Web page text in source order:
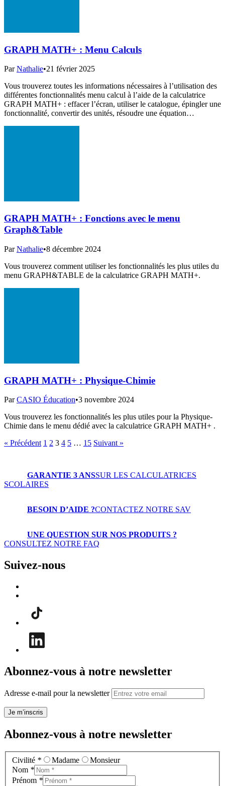
GRAPH MATH+ : Menu Calculs
ParNathalie•21 février 2025
Vous trouverez toutes les informations nécessaires à l’utilisation des
différentes fonctionnalités menu calcul à l’aide de la calculatrice
GRAPH MATH+ : effacer l’écran, utiliser le catalogue, épingler une
fonctionnalité, convertir des unités, résoudre une équation…
GRAPH MATH+ : Fonctions avec le menu
Graph&Table
ParNathalie•8 décembre 2024
Vous trouverez comment utiliser les fonctionnalités les plus utiles du
menu GRAPH&TABLE de la calculatrice GRAPH MATH+.
GRAPH MATH+ : Physique-Chimie
ParCASIO Éducation•3 novembre 2024
Vous trouverez les fonctionnalités les plus utiles pour la Physique-
Chimie dans le menu dédié avec la calculatrice GRAPH MATH+ .
« Précédent 1 2 3 4 5 … 15 Suivant »
GARANTIE 3 ANSSUR LES CALCULATRICES
SCOLAIRES
BESOIN D’AIDE ?CONTACTEZ NOTRE SAV
UNE QUESTION SUR NOS PRODUITS ?
CONSULTEZ NOTRE FAQ
Suivez-nous
Abonnez-vous à notre newsletter
Adresse e-mail pour la newsletter
Je m’inscris
Abonnez-vous à notre newsletter
Civilité * Madame
Monsieur
Nom *
Prénom *